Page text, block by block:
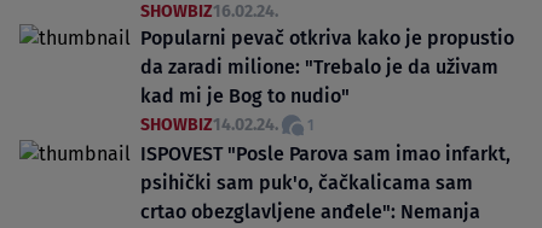
SHOWBIZ16.02.24.
Popularni pevač otkriva kako je propustio
da zaradi milione: "Trebalo je da uživam
kad mi je Bog to nudio"
SHOWBIZ14.02.24. 1
ISPOVEST "Posle Parova sam imao infarkt,
psihički sam puk'o, čačkalicama sam
crtao obezglavljene anđele": Nemanja